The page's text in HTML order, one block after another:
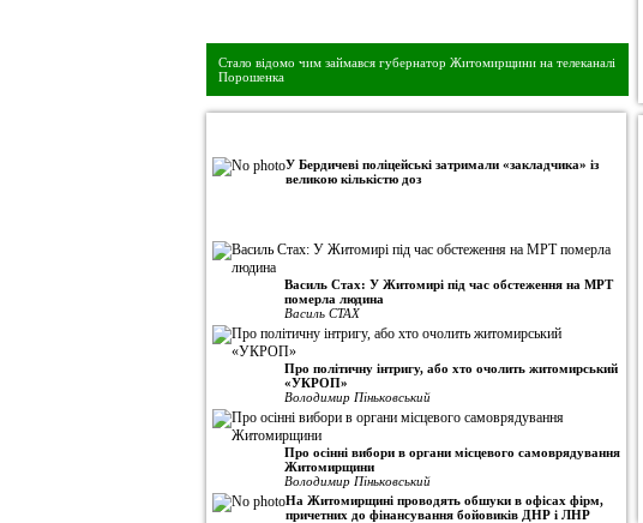
Стало відомо чим займався губернатор Житомирщини на телеканалі
Порошенка
У Бердичеві поліцейські затримали «закладчика» із
великою кількістю доз
Василь Стах: У Житомирі під час обстеження на МРТ
померла людина
Василь СТАХ
Про політичну інтригу, або хто очолить житомирський
«УКРОП»
Володимир Піньковський
Про осінні вибори в органи місцевого самоврядування
Житомирщини
Володимир Піньковський
На Житомирщині проводять обшуки в офісах фірм,
причетних до фінансування бойовиків ДНР і ЛНР